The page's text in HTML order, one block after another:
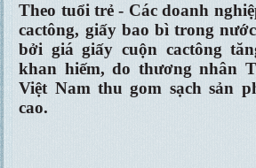
Theo tuổi trẻ - Các doanh
cactông, giấy bao bì trong
bởi giá giấy cuộn cactông
khan hiếm, do thương nhân
Việt Nam thu gom sạch sản
cao.